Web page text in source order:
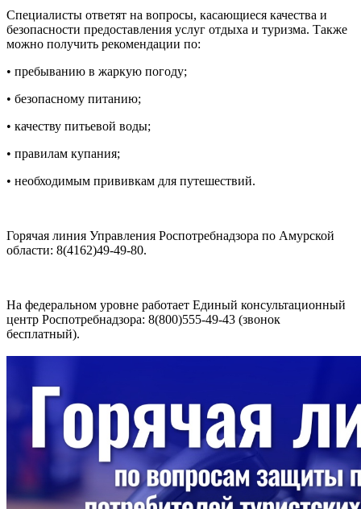
Специалисты ответят на вопросы, касающиеся качества и
безопасности предоставления услуг отдыха и туризма. Также
можно получить рекомендации по:
• пребыванию в жаркую погоду;
• безопасному питанию;
• качеству питьевой воды;
• правилам купания;
• необходимым прививкам для путешествий.
Горячая линия Управления Роспотребнадзора по Амурской
области: 8(4162)49-49-80.
На федеральном уровне работает Единый консультационный
центр Роспотребнадзора: 8(800)555-49-43 (звонок
бесплатный).